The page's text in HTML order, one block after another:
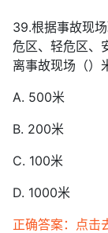
39.根据事故现
危区、轻危区、
离事故现场（）
A. 500米
B. 200米
C. 100米
D. 1000米
正确答案：点击